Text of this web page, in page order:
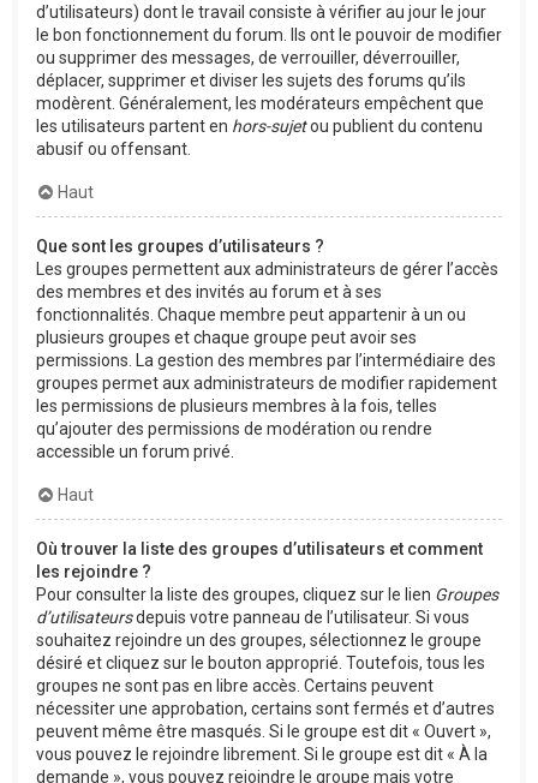
d’utilisateurs) dont le travail consiste à vérifier au jour le jour
le bon fonctionnement du forum. Ils ont le pouvoir de modifier
ou supprimer des messages, de verrouiller, déverrouiller,
déplacer, supprimer et diviser les sujets des forums qu’ils
modèrent. Généralement, les modérateurs empêchent que
les utilisateurs partent en hors-sujetou publient du contenu
abusif ou offensant.
Haut
Que sont les groupes d’utilisateurs ?
Les groupes permettent aux administrateurs de gérer l’accès
des membres et des invités au forum et à ses
fonctionnalités. Chaque membre peut appartenir à un ou
plusieurs groupes et chaque groupe peut avoir ses
permissions. La gestion des membres par l’intermédiaire des
groupes permet aux administrateurs de modifier rapidement
les permissions de plusieurs membres à la fois, telles
qu’ajouter des permissions de modération ou rendre
accessible un forum privé.
Haut
Où trouver la liste des groupes d’utilisateurs et comment
les rejoindre ?
Pour consulter la liste des groupes, cliquez sur le lien Groupes
d’utilisateursdepuis votre panneau de l’utilisateur. Si vous
souhaitez rejoindre un des groupes, sélectionnez le groupe
désiré et cliquez sur le bouton approprié. Toutefois, tous les
groupes ne sont pas en libre accès. Certains peuvent
nécessiter une approbation, certains sont fermés et d’autres
peuvent même être masqués. Si le groupe est dit « Ouvert »,
vous pouvez le rejoindre librement. Si le groupe est dit « À la
demande », vous pouvez rejoindre le groupe mais votre